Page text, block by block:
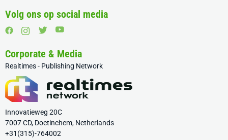
Volg ons op social media
Corporate & Media
Realtimes - Publishing Network
Innovatieweg 20C
7007 CD, Doetinchem, Netherlands
+31(315)-764002